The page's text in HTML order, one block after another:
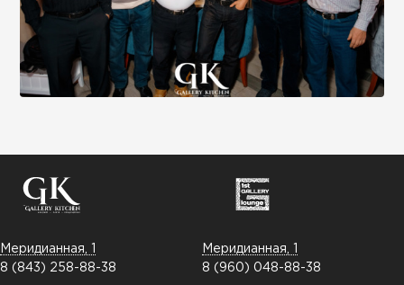
Меридианная, 1
8 (843) 258-88-38
Меридианная, 1
8 (960) 048-88-38